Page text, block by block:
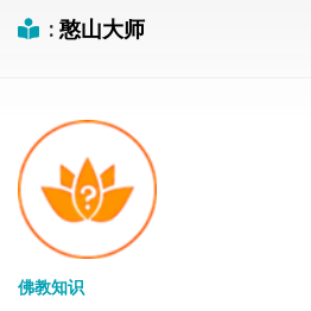
: 憨山大师
佛教知识